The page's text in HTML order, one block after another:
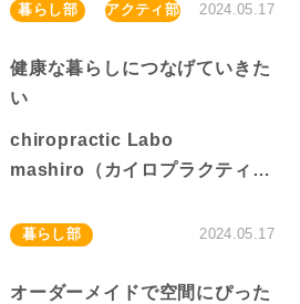
住む
プル
暮らし部 アクティ部 2024.05.17
健康な暮らしにつなげていきた
い
chiropractic Labo
mashiro（カイロプラクティッ
暮らし部 2024.05.17
オーダーメイドで空間にぴった